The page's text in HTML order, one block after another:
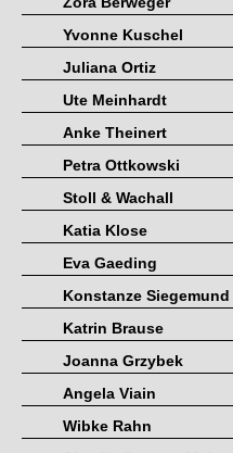
Yvonne Kuschel
Juliana Ortiz
Ute Meinhardt
Anke Theinert
Petra Ottkowski
Stoll & Wachall
Katia Klose
Eva Gaeding
Konstanze Siegemund
Katrin Brause
Joanna Grzybek
Angela Viain
Wibke Rahn